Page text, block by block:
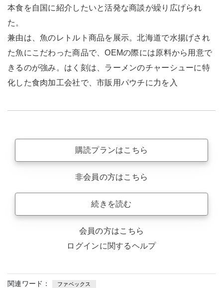
本食を自国に紹介したいと活発な商談が繰り広げられ
た。
兼由は、魚のレトルト商品を展示。北海道で水揚げされ
た魚にこだわった商品で、OEMの際には原料から用意で
きるのが強み。はく刻は、ラーメンのチャーシューに特
化した食肉加工会社で、市販用パウチに力を入
購読プランはこちら
非会員の方はこちら
続きを読む
会員の方はこちら
ログインに関するヘルプ
関連ワード： ファベックス